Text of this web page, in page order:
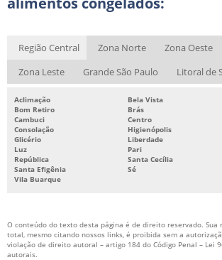
IMPRESSORA DE CÓDIGO DE BARRAS TÉRMICA
FITA RIBBON PARA DATADOR
Região Central Zona Norte Zona Oeste
Zona Leste
Grande São Paulo Litoral de
Aclimação
Bela Vista
Bom Retiro
Brás
Cambuci
Centro
Consolação
Higienópolis
Glicério
Liberdade
Luz
Pari
República
Santa Cecília
Santa Efigênia
Sé
Vila Buarque
O conteúdo do texto desta página é de direito reservado. Sua
total, mesmo citando nossos links, é proibida sem a
violação de direito autoral – artigo 184 do Código Penal – Lei
autorais.